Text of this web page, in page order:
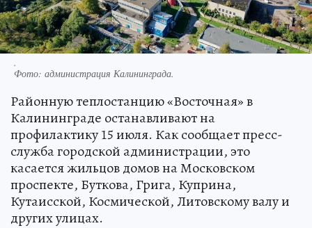
.
Фото: администрация Калининграда.
Районную теплостанцию «Восточная» в
Калининграде останавливают на
профилактику 15 июля. Как сообщает пресс-
служба городской администрации, это
касается жильцов домов на Московском
проспекте, Буткова, Грига, Куприна,
Кутаисской, Космической, Литовскому валу и
других улицах.